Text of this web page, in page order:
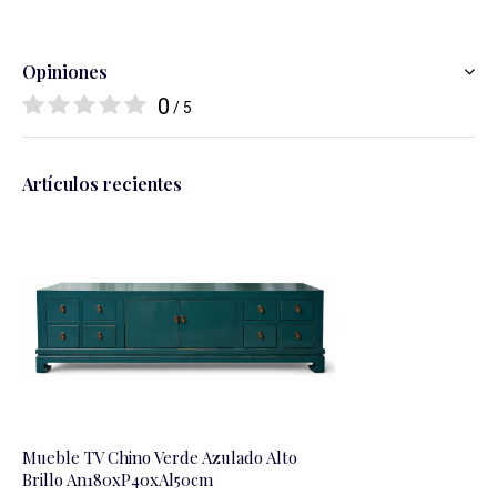
Opiniones
0 / 5
Artículos recientes
Mueble TV Chino Verde Azulado Alto
Brillo An180xP40xAl50cm